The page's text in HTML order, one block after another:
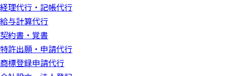
経理代行・記帳代行
給与計算代行
契約書・覚書
特許出願・申請代行
商標登録申請代行